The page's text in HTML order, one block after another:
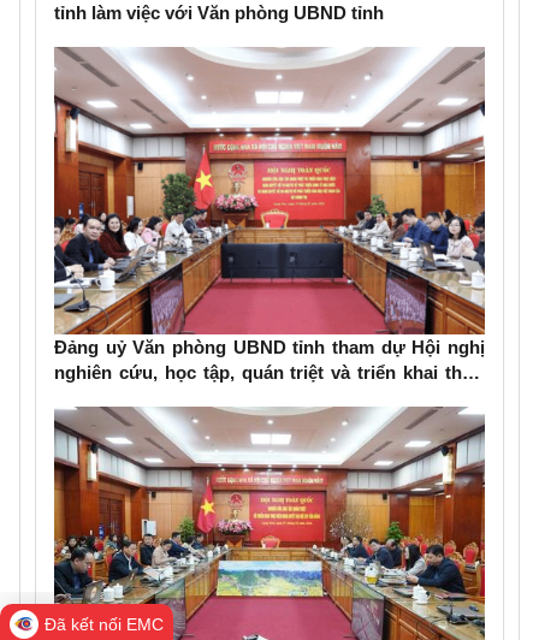
tỉnh làm việc với Văn phòng UBND tỉnh
Đảng uỷ Văn phòng UBND tỉnh tham dự Hội nghị
nghiên cứu, học tập, quán triệt và triển khai thực
NQ/TW của Bộ Chính trị
Đã kết nối EMC